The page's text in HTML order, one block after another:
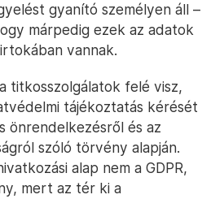
gyanító személyen áll –
márpedig ezek az adatok
vannak.
titkosszolgálatok felé visz,
tájékoztatás kérését
önrendelkezésről és az
szóló törvény alapján.
alap nem a GDPR,
mert az tér ki a